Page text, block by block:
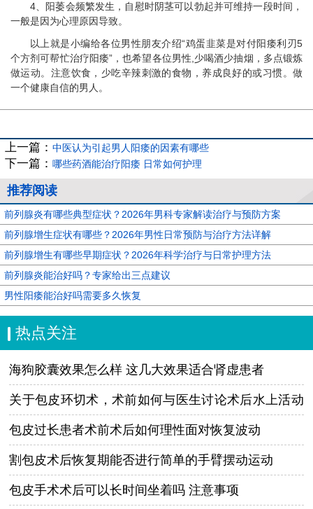
4、阳萎会频繁发生，自慰时阴茎可以勃起并可维持一段时间，
一般是因为心理原因导致。
以上就是小编给各位男性朋友介绍“鸡蛋韭菜是对付阳痿利刃5
个方剂可帮忙治疗阳痿”，也希望各位男性,少喝酒少抽烟，多点锻炼
做运动。注意饮食，少吃辛辣刺激的食物，养成良好的或习惯。做
一个健康自信的男人。
上一篇： 中医认为引起男人阳痿的因素有哪些
下一篇： 哪些药酒能治疗阳痿 日常如何护理
推荐阅读
前列腺炎有哪些典型症状？2026年男科专家解读治疗与预防方案
前列腺增生症状有哪些？2026年男性日常预防与治疗方法详解
前列腺增生有哪些早期症状？2026年科学治疗与日常护理方法
前列腺炎能治好吗？专家给出三点建议
男性阳痿能治好吗需要多久恢复
热点关注
海狗胶囊效果怎么样 这几大效果适合肾虚患者
关于包皮环切术，术前如何与医生讨论术后水上活动
的恢复时间？
包皮过长患者术前术后如何理性面对恢复波动
割包皮术后恢复期能否进行简单的手臂摆动运动
包皮手术术后可以长时间坐着吗 注意事项